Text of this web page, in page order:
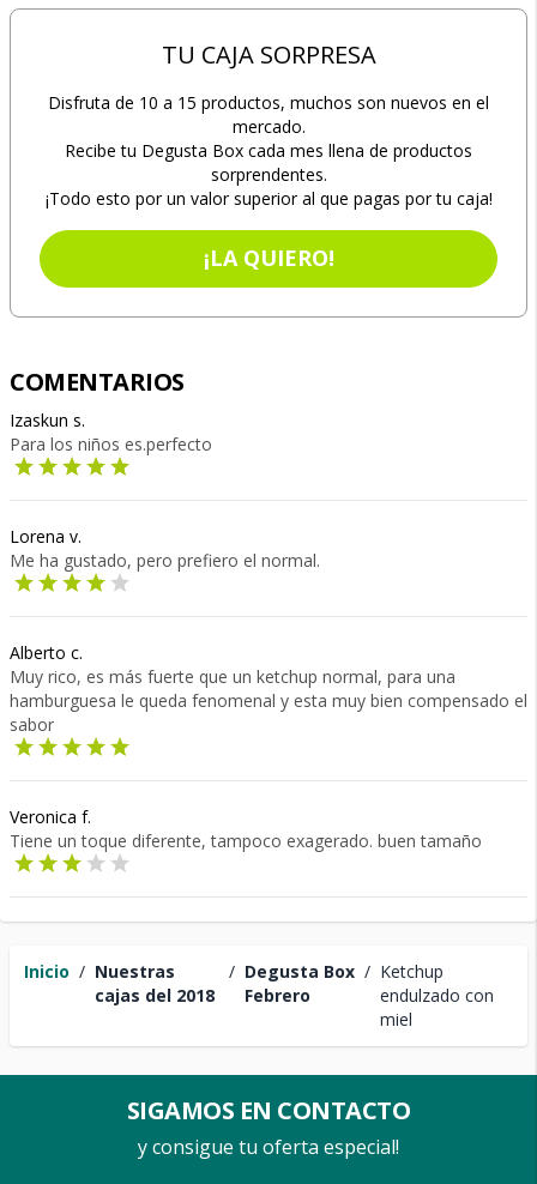
Inicio / Nuestras
cajas del 2018
/ Degusta Box
Febrero
/ Ketchup
endulzado con
miel
TU CAJA SORPRESA
Disfruta de 10 a 15 productos, muchos son nuevos en el
mercado.
Recibe tu Degusta Box cada mes llena de productos
sorprendentes.
¡Todo esto por un valor superior al que pagas por tu caja!
¡LA QUIERO!
COMENTARIOS
Izaskun s.
Para los niños es.perfecto
Lorena v.
Me ha gustado, pero prefiero el normal.
Alberto c.
Muy rico, es más fuerte que un ketchup normal, para una
hamburguesa le queda fenomenal y esta muy bien compensado el
sabor
Veronica f.
Tiene un toque diferente, tampoco exagerado. buen tamaño
SIGAMOS EN CONTACTO
y consigue tu oferta especial!